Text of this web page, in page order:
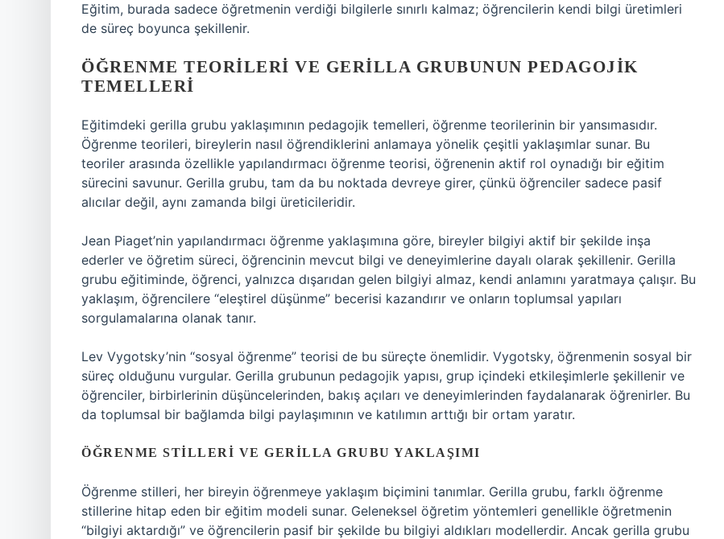
Eğitim, burada sadece öğretmenin verdiği bilgilerle sınırlı kalmaz; öğrencilerin kendi bilgi üretimleri
de süreç boyunca şekillenir.
ÖĞRENME TEORILERI VE GERILLA GRUBUNUN PEDAGOJIK
TEMELLERI
Eğitimdeki gerilla grubu yaklaşımının pedagojik temelleri, öğrenme teorilerinin bir yansımasıdır.
Öğrenme teorileri, bireylerin nasıl öğrendiklerini anlamaya yönelik çeşitli yaklaşımlar sunar. Bu
teoriler arasında özellikle yapılandırmacı öğrenme teorisi, öğrenenin aktif rol oynadığı bir eğitim
sürecini savunur. Gerilla grubu, tam da bu noktada devreye girer, çünkü öğrenciler sadece pasif
alıcılar değil, aynı zamanda bilgi üreticileridir.
Jean Piaget’nin yapılandırmacı öğrenme yaklaşımına göre, bireyler bilgiyi aktif bir şekilde inşa
ederler ve öğretim süreci, öğrencinin mevcut bilgi ve deneyimlerine dayalı olarak şekillenir. Gerilla
grubu eğitiminde, öğrenci, yalnızca dışarıdan gelen bilgiyi almaz, kendi anlamını yaratmaya çalışır. Bu
yaklaşım, öğrencilere “eleştirel düşünme” becerisi kazandırır ve onların toplumsal yapıları
sorgulamalarına olanak tanır.
Lev Vygotsky’nin “sosyal öğrenme” teorisi de bu süreçte önemlidir. Vygotsky, öğrenmenin sosyal bir
süreç olduğunu vurgular. Gerilla grubunun pedagojik yapısı, grup içindeki etkileşimlerle şekillenir ve
öğrenciler, birbirlerinin düşüncelerinden, bakış açıları ve deneyimlerinden faydalanarak öğrenirler. Bu
da toplumsal bir bağlamda bilgi paylaşımının ve katılımın arttığı bir ortam yaratır.
ÖĞRENME STILLERI VE GERILLA GRUBU YAKLAŞIMI
Öğrenme stilleri, her bireyin öğrenmeye yaklaşım biçimini tanımlar. Gerilla grubu, farklı öğrenme
stillerine hitap eden bir eğitim modeli sunar. Geleneksel öğretim yöntemleri genellikle öğretmenin
“bilgiyi aktardığı” ve öğrencilerin pasif bir şekilde bu bilgiyi aldıkları modellerdir. Ancak gerilla grubu